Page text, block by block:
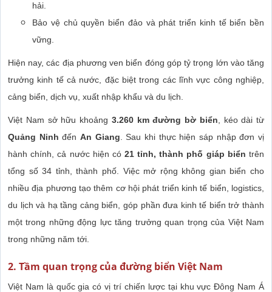
hải.
Bảo vệ chủ quyền biển đảo và phát triển kinh tế biển bền
vững.
Hiện nay, các địa phương ven biển đóng góp tỷ trọng lớn vào tăng
trưởng kinh tế cả nước, đặc biệt trong các lĩnh vực công nghiệp,
cảng biển, dịch vụ, xuất nhập khẩu và du lịch.
Việt Nam sở hữu khoảng 3.260 km đường bờ biển , kéo dài từ
Quảng Ninh đếnAn Giang . Sau khi thực hiện sáp nhập đơn vị
hành chính, cả nước hiện có 21 tỉnh, thành phố giáp biển trên
tổng số 34 tỉnh, thành phố. Việc mở rộng không gian biển cho
nhiều địa phương tạo thêm cơ hội phát triển kinh tế biển, logistics,
du lịch và hạ tầng cảng biển, góp phần đưa kinh tế biển trở thành
một trong những động lực tăng trưởng quan trọng của Việt Nam
trong những năm tới.
2. Tầm quan trọng của đường biển Việt Nam
Việt Nam là quốc gia có vị trí chiến lược tại khu vực Đông Nam Á